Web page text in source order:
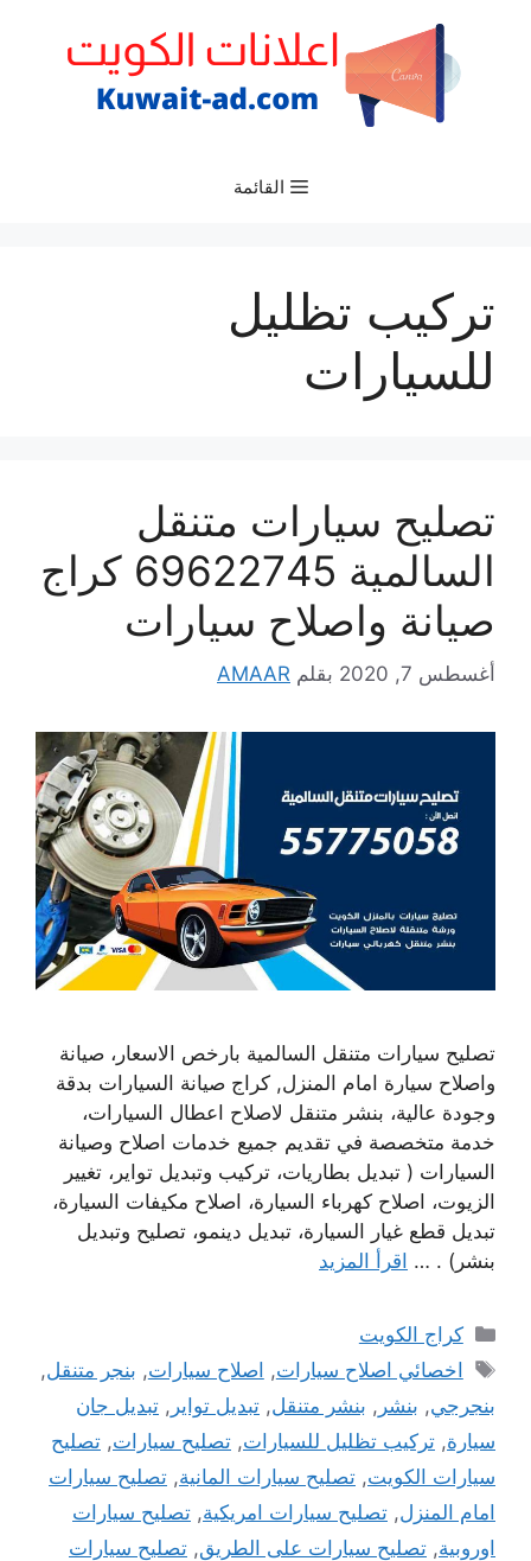
القائمة
تركيب تظليل
للسيارات
تصليح سيارات متنقل
السالمية 69622745 كراج
صيانة واصلاح سيارات
أغسطس 7, 2020 بقلم AMAAR
تصليح سيارات متنقل السالمية بارخص الاسعار، صيانة
واصلاح سيارة امام المنزل, كراج صيانة السيارات بدقة
وجودة عالية، بنشر متنقل لاصلاح اعطال السيارات،
خدمة متخصصة في تقديم جميع خدمات اصلاح وصيانة
السيارات ( تبديل بطاريات، تركيب وتبديل تواير، تغيير
الزيوت، اصلاح كهرباء السيارة، اصلاح مكيفات السيارة،
تبديل قطع غيار السيارة، تبديل دينمو، تصليح وتبديل
بنشر) . … اقرأ المزيد
التصنيفات
كراج الكويت
الوسوم
اخصائي اصلاح سيارات, اصلاح سيارات, بنجر متنقل,
بنجرجي, بنشر , بنشر متنقل, تبديل تواير , تبديل جان
سيارة, تركيب تظليل للسيارات, تصليح سيارات, تصليح
سيارات الكويت, تصليح سيارات المانية, تصليح سيارات
امام المنزل, تصليح سيارات امريكية, تصليح سيارات
اوروبية, تصليح سيارات على الطريق, تصليح سيارات